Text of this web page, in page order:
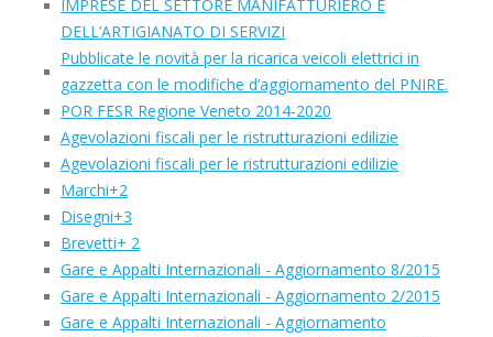
IMPRESE DEL SETTORE MANIFATTURIERO E
DELL’ARTIGIANATO DI SERVIZI
Pubblicate le novità per la ricarica veicoli elettrici in
gazzetta con le modifiche d’aggiornamento del PNIRE.
POR FESR Regione Veneto 2014-2020
Agevolazioni fiscali per le ristrutturazioni edilizie
Agevolazioni fiscali per le ristrutturazioni edilizie
Marchi+2
Disegni+3
Brevetti+ 2
Gare e Appalti Internazionali - Aggiornamento 8/2015
Gare e Appalti Internazionali - Aggiornamento 2/2015
Gare e Appalti Internazionali - Aggiornamento